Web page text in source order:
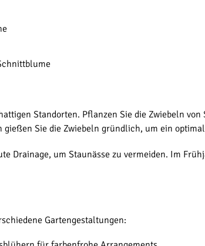
Standorten. Pflanzen Sie die Zwiebeln
Sie die Zwiebeln gründlich, um ein
Drainage, um Staunässe zu vermeiden. Im
Gartengestaltungen: